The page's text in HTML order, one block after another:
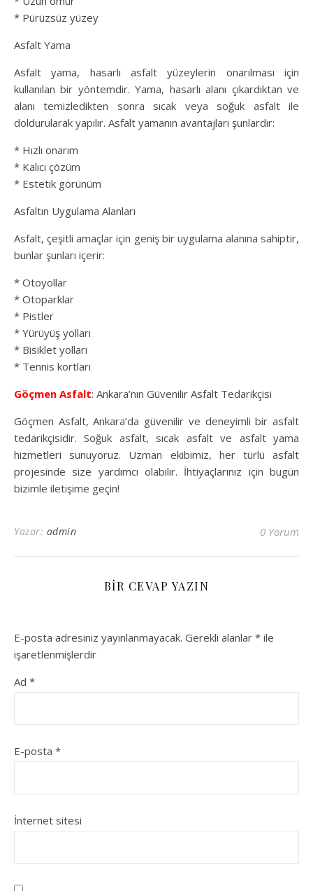
* Pürüzsüz yüzey
Asfalt Yama
Asfalt yama, hasarlı asfalt yüzeylerin onarılması için
kullanılan bir yöntemdir. Yama, hasarlı alanı çıkardıktan ve
alanı temizledikten sonra sıcak veya soğuk asfalt ile
doldurularak yapılır. Asfalt yamanın avantajları şunlardır:
* Hızlı onarım
* Kalıcı çözüm
* Estetik görünüm
Asfaltın Uygulama Alanları
Asfalt, çeşitli amaçlar için geniş bir uygulama alanına sahiptir,
bunlar şunları içerir:
* Otoyollar
* Otoparklar
* Pistler
* Yürüyüş yolları
* Bisiklet yolları
* Tennis kortları
Göçmen Asfalt: Ankara’nın Güvenilir Asfalt Tedarikçisi
Göçmen Asfalt, Ankara’da güvenilir ve deneyimli bir asfalt
tedarikçisidir. Soğuk asfalt, sıcak asfalt ve asfalt yama
hizmetleri sunuyoruz. Uzman ekibimiz, her türlü asfalt
projesinde size yardımcı olabilir. İhtiyaçlarınız için bugün
bizimle iletişime geçin!
Yazar: admin 0 Yorum
BIR CEVAP YAZIN
E-posta adresiniz yayınlanmayacak. Gerekli alanlar * ile
işaretlenmişlerdir
Ad *
E-posta *
İnternet sitesi